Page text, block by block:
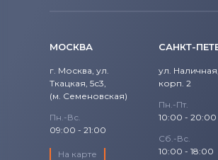
Аккумуляторы для ноутбуков
Machenike
Аккумуляторы для ноутбуков
Аккумуляторы для ноутбуков
Precision 15
Studio
Studio 14
МОСКВА
г. Москва, ул.
Ткацкая, 5с3,
(м. Семеновская)
Пн.-Вс.
09:00 - 21:00
На карте
САНКТ-
ул.
корп. 2
Пн.-Пт.
10:00 - 20:00
Сб.-Вс.
10:00 - 18:00